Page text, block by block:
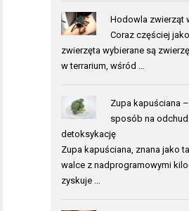
Hodowla zwierząt
Coraz częściej
zwierzęta wybierane są
w terrarium, wśród …
Zupa kapuściana
sposób na
detoksykację
Zupa kapuściana, znana jako
walce z nadprogramowymi
zyskuje …